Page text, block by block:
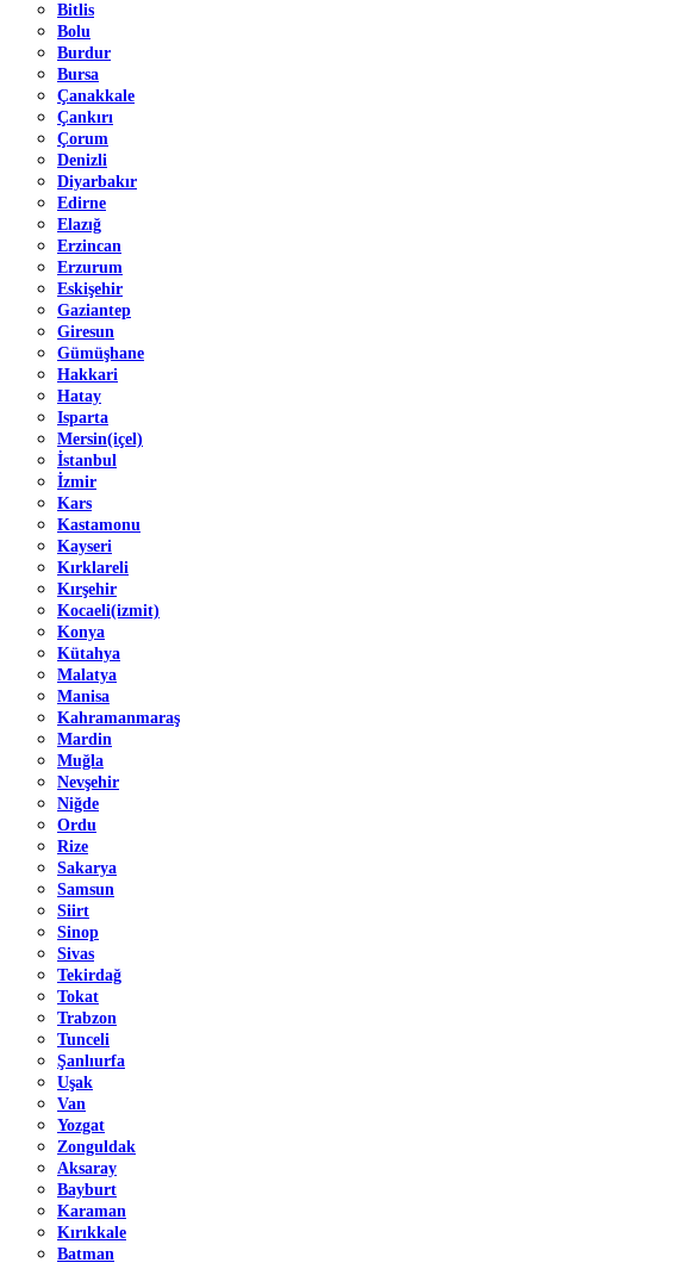
Bitlis
Bolu
Burdur
Bursa
Çanakkale
Çankırı
Çorum
Denizli
Diyarbakır
Edirne
Elazığ
Erzincan
Erzurum
Eskişehir
Gaziantep
Giresun
Gümüşhane
Hakkari
Hatay
Isparta
Mersin(içel)
İstanbul
İzmir
Kars
Kastamonu
Kayseri
Kırklareli
Kırşehir
Kocaeli(izmit)
Konya
Kütahya
Malatya
Manisa
Kahramanmaraş
Mardin
Muğla
Nevşehir
Niğde
Ordu
Rize
Sakarya
Samsun
Siirt
Sinop
Sivas
Tekirdağ
Tokat
Trabzon
Tunceli
Şanlıurfa
Uşak
Van
Yozgat
Zonguldak
Aksaray
Bayburt
Karaman
Kırıkkale
Batman